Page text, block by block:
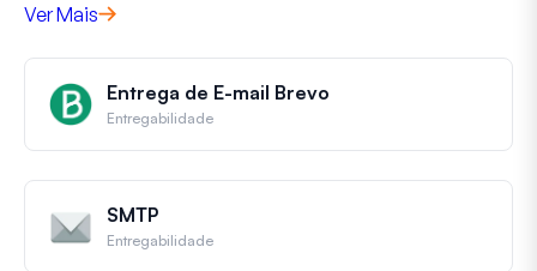
Ver Mais
Entrega de E-mail Brevo
Entregabilidade
SMTP
Entregabilidade